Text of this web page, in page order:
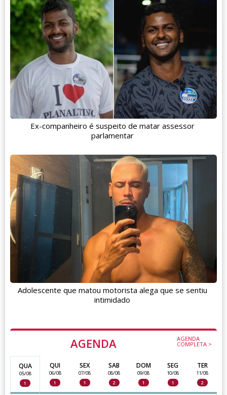
AGENDA AGENDA
COMPLETA >
QUA
05/08
1
QUI
06/08
1
SEX
07/08
1
SAB
08/08
2
DOM
09/08
1
SEG
10/08
1
TER
11/08
2
Ex-companheiro é suspeito de matar assessor
parlamentar
Adolescente que matou motorista alega que se sentiu
intimidado